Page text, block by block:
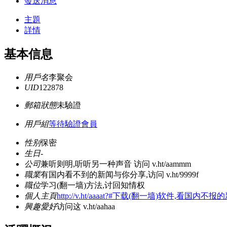
主題
詳情
基本信息
用戶名李聚会
UID122878
郵箱狀態未驗證
用戶組等待驗證會員
性别保密
生日-
公司兼听则明,听听另一种声音 访问 v.ht/aammm
職業有国内看不到的新闻与你分享,访问 v.ht/9999f
職位学习(翻一墙)方法,讨回知情权
個人主頁http://v.ht/aaaat?#下载(翻一墙)软件,看国内不报
興趣愛好访问这 v.ht/aahaa